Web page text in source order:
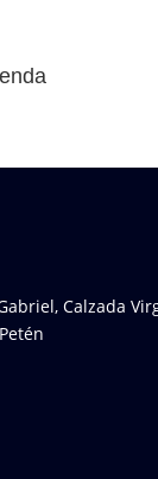
Calzada